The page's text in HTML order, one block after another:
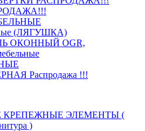
(ЛЯГУШКА)
ОКОННЫЙ OGR,
Распродажа !!!
КРЕПЕЖНЫЕ ЭЛЕМЕНТЫ (
)